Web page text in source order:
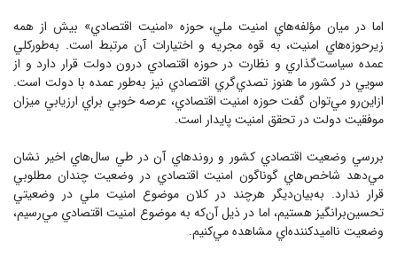
اما در ميان مؤلفه‌هاي امنيت ملي، حوزه «امنيت اقتصادي» بيش از همه
زيرحوزه‌هاي امنيت، به قوه مجريه و اختيارات آن مرتبط است. به‌طوركلي
عمده سياست‌گذاري و نظارت در حوزه اقتصادي درون دولت قرار دارد و از
سويي در كشور ما هنوز تصدي‌گري اقتصادي نيز به‌طور عمده با دولت است.
ازاين‌رو مي‌توان گفت حوزه امنيت اقتصادي، عرصه خوبي براي ارزيابي ميزان
موفقيت دولت در تحقق امنيت پايدار است.
بررسي وضعيت اقتصادي كشور و روندهاي آن در طي سال‌هاي اخير نشان
مي‌دهد شاخص‌هاي گوناگون امنيت اقتصادي در وضعيت چندان مطلوبي
قرار ندارد. به‌بيان‌ديگر هرچند در كلان موضوع امنيت ملي در وضعيتي
تحسين‌برانگيز هستيم، اما در ذيل آن‌كه به موضوع امنيت اقتصادي مي‌رسيم،
وضعيت نااميدكننده‌اي مشاهده مي‌كنيم.